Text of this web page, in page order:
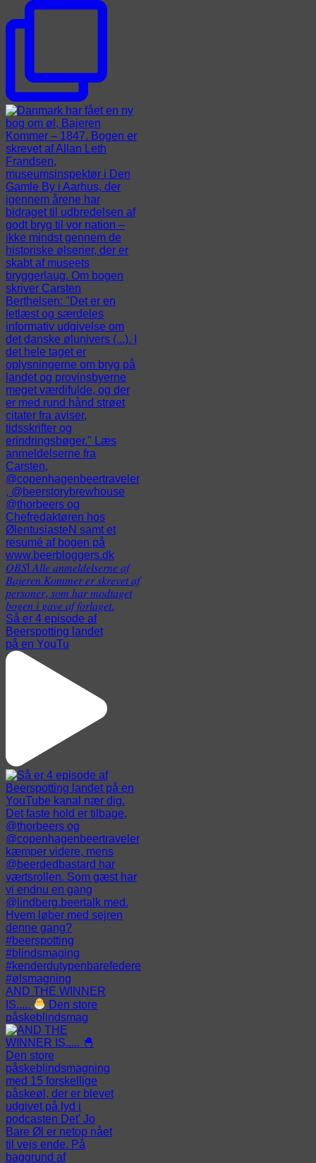
Så er 4 episode af
Beerspotting landet
på en YouTu
AND THE WINNER
IS.....
Den store
påskeblindsmag